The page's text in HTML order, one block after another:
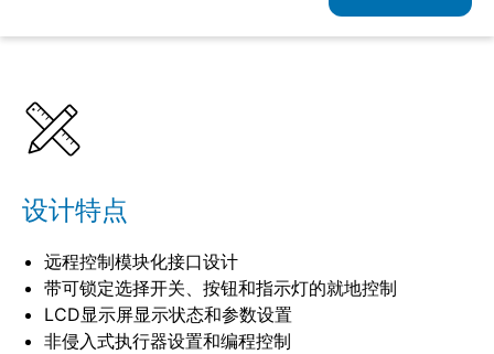
设计特点
远程控制模块化接口设计
带可锁定选择开关、按钮和指示灯的就地控制
LCD显示屏显示状态和参数设置
非侵入式执行器设置和编程控制